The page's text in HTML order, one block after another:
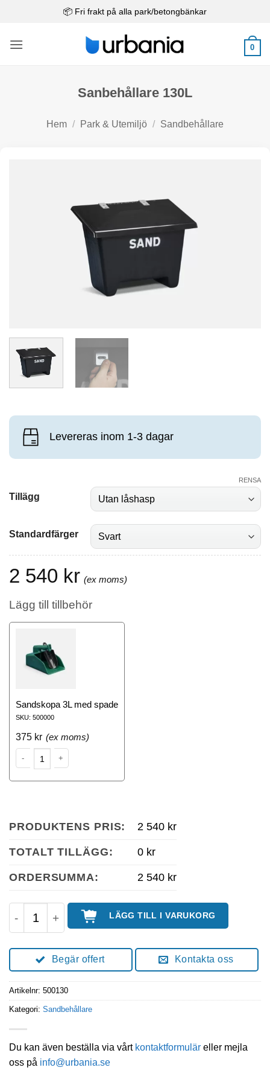
📦 Fri frakt på alla park/betongbänkar
0
Sanbehållare 130L
Hem / Park & Utemiljö / Sandbehållare
Levereras inom 1-3 dagar
Tillägg
Standardfärger
RENSA
2 540 kr
Lägg till tillbehör
Sandskopa 3L med spade
SKU: 500000
375 kr
PRODUKTENS PRIS: 2 540 kr
TOTALT TILLÄGG: 0 kr
ORDERSUMMA: 2 540 kr
Sanbehållare 130L mängdLÄGG TILL I VARUKORG
Begär offert Kontakta oss
Artikelnr: 500130
Kategori: Sandbehållare
Du kan även beställa via vårt kontaktformulär eller mejla
oss på info@urbania.se